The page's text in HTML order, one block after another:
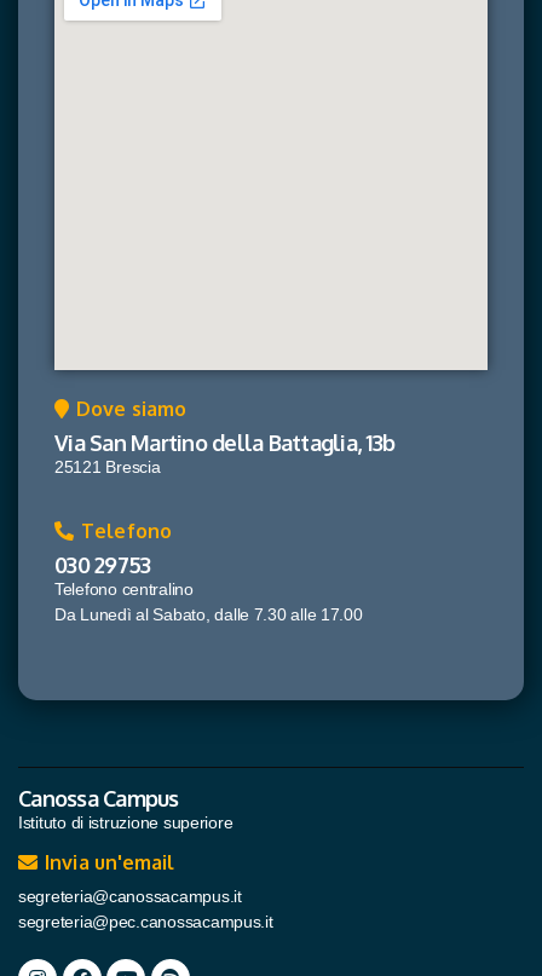
Dove siamo
Via San Martino della Battaglia, 13b
25121 Brescia
Telefono
030 29753
Telefono centralino
Da Lunedì al Sabato, dalle 7.30 alle 17.00
Canossa Campus
Istituto di istruzione superiore
Invia un'email
segreteria@canossacampus.it
segreteria@pec.canossacampus.it